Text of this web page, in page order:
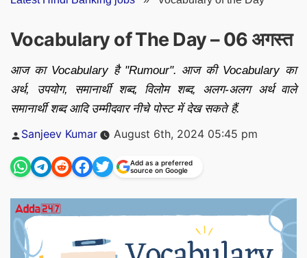
Vocabulary of The Day – 06 अगस्त
आज का Vocabulary है "Rumour". आज की Vocabulary का
अर्थ, उपयोग, समानार्थी शब्द, विलोम शब्द, अलग-अलग अर्थ वाले
समानार्थी शब्द आदि उम्मीदवार नीचे पोस्ट में देख सकते हैं.
Posted
Sanjeev Kumar August 6th, 2024 05:45 pm
Add as a preferred
source on Google